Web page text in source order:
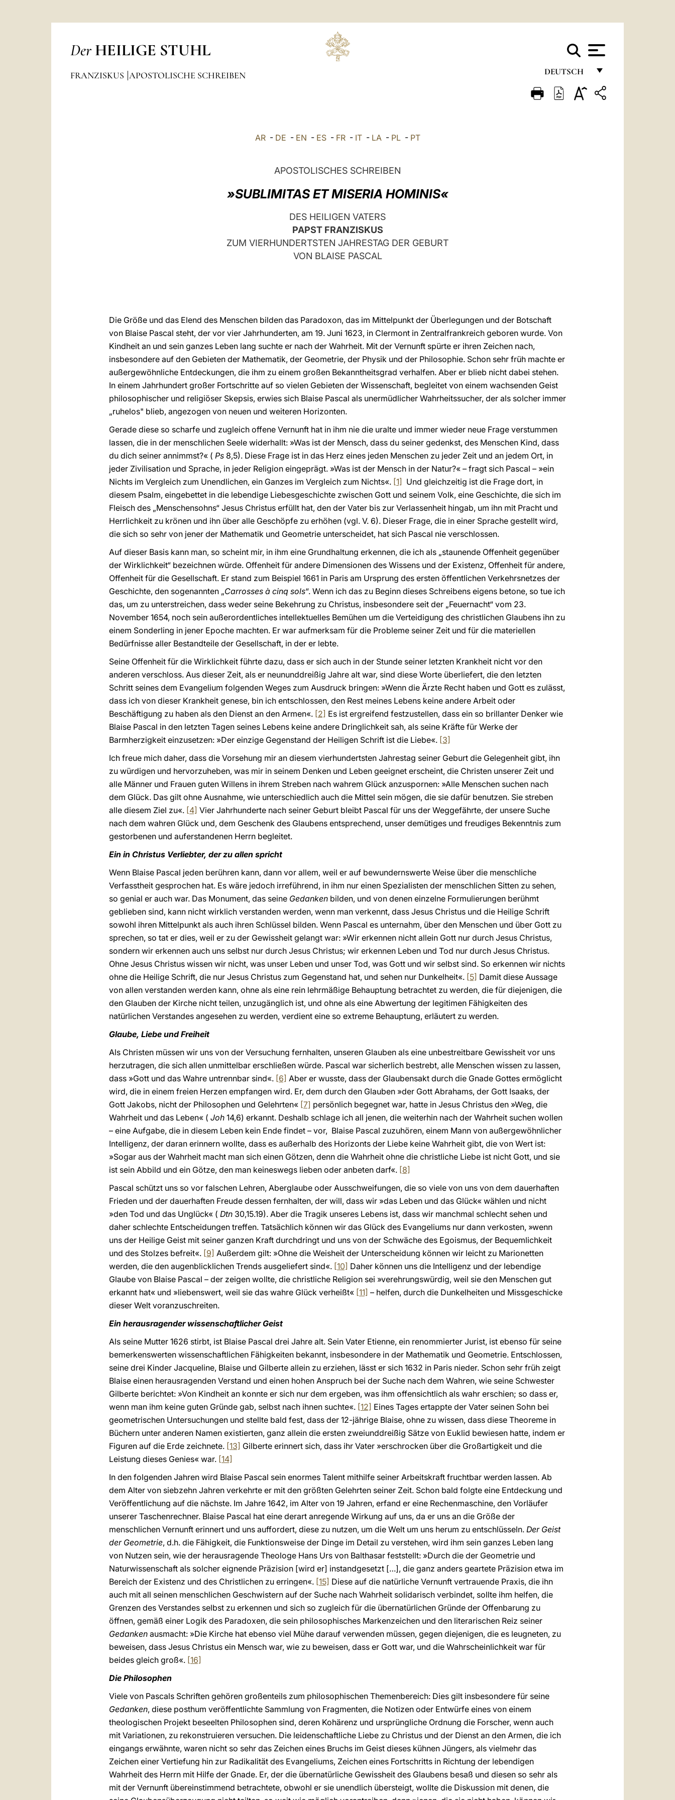
Der HEILIGE STUHL
DEUTSCH
FRANÇAIS
FRANZISKUS APOSTOLISCHE SCHREIBEN
AR- DE - EN - ES- FR- IT- LA- PL- PT
APOSTOLISCHES SCHREIBEN
»SUBLIMITAS ET MISERIA HOMINIS«
DES HEILIGEN VATERS
PAPST FRANZISKUS
ZUM VIERHUNDERTSTEN JAHRESTAG DER GEBURT
VON BLAISE PASCAL
Die Größe und das Elend des Menschen bilden das Paradoxon, das im Mittelpunkt der Überlegungen und der Botschaft
von Blaise Pascal steht, der vor vier Jahrhunderten, am 19. Juni 1623, in Clermont in Zentralfrankreich geboren wurde. Von
Kindheit an und sein ganzes Leben lang suchte er nach der Wahrheit. Mit der Vernunft spürte er ihren Zeichen nach,
insbesondere auf den Gebieten der Mathematik, der Geometrie, der Physik und der Philosophie. Schon sehr früh machte er
außergewöhnliche Entdeckungen, die ihm zu einem großen Bekanntheitsgrad verhalfen. Aber er blieb nicht dabei stehen.
In einem Jahrhundert großer Fortschritte auf so vielen Gebieten der Wissenschaft, begleitet von einem wachsenden Geist
philosophischer und religiöser Skepsis, erwies sich Blaise Pascal als unermüdlicher Wahrheitssucher, der als solcher immer
„ruhelos" blieb, angezogen von neuen und weiteren Horizonten.
Gerade diese so scharfe und zugleich offene Vernunft hat in ihm nie die uralte und immer wieder neue Frage verstummen
lassen, die in der menschlichen Seele widerhallt: »Was ist der Mensch, dass du seiner gedenkst, des Menschen Kind, dass
du dich seiner annimmst?« ( Ps 8,5). Diese Frage ist in das Herz eines jeden Menschen zu jeder Zeit und an jedem Ort, in
jeder Zivilisation und Sprache, in jeder Religion eingeprägt. »Was ist der Mensch in der Natur?« – fragt sich Pascal – »ein
Nichts im Vergleich zum Unendlichen, ein Ganzes im Vergleich zum Nichts«. [1] Und gleichzeitig ist die Frage dort, in
diesem Psalm, eingebettet in die lebendige Liebesgeschichte zwischen Gott und seinem Volk, eine Geschichte, die sich im
Fleisch des „Menschensohns“ Jesus Christus erfüllt hat, den der Vater bis zur Verlassenheit hingab, um ihn mit Pracht und
Herrlichkeit zu krönen und ihn über alle Geschöpfe zu erhöhen (vgl. V. 6). Dieser Frage, die in einer Sprache gestellt wird,
die sich so sehr von jener der Mathematik und Geometrie unterscheidet, hat sich Pascal nie verschlossen.
Auf dieser Basis kann man, so scheint mir, in ihm eine Grundhaltung erkennen, die ich als „staunende Offenheit gegenüber
der Wirklichkeit“ bezeichnen würde. Offenheit für andere Dimensionen des Wissens und der Existenz, Offenheit für andere,
Offenheit für die Gesellschaft. Er stand zum Beispiel 1661 in Paris am Ursprung des ersten öffentlichen Verkehrsnetzes der
Geschichte, den sogenannten „Carrosses à cinq sols“. Wenn ich das zu Beginn dieses Schreibens eigens betone, so tue ich
das, um zu unterstreichen, dass weder seine Bekehrung zu Christus, insbesondere seit der „Feuernacht“ vom 23.
November 1654, noch sein außerordentliches intellektuelles Bemühen um die Verteidigung des christlichen Glaubens ihn zu
einem Sonderling in jener Epoche machten. Er war aufmerksam für die Probleme seiner Zeit und für die materiellen
Bedürfnisse aller Bestandteile der Gesellschaft, in der er lebte.
Seine Offenheit für die Wirklichkeit führte dazu, dass er sich auch in der Stunde seiner letzten Krankheit nicht vor den
anderen verschloss. Aus dieser Zeit, als er neununddreißig Jahre alt war, sind diese Worte überliefert, die den letzten
Schritt seines dem Evangelium folgenden Weges zum Ausdruck bringen: »Wenn die Ärzte Recht haben und Gott es zulässt,
dass ich von dieser Krankheit genese, bin ich entschlossen, den Rest meines Lebens keine andere Arbeit oder
Beschäftigung zu haben als den Dienst an den Armen«. [2] Es ist ergreifend festzustellen, dass ein so brillanter Denker wie
Blaise Pascal in den letzten Tagen seines Lebens keine andere Dringlichkeit sah, als seine Kräfte für Werke der
Barmherzigkeit einzusetzen: »Der einzige Gegenstand der Heiligen Schrift ist die Liebe«. [3]
Ich freue mich daher, dass die Vorsehung mir an diesem vierhundertsten Jahrestag seiner Geburt die Gelegenheit gibt, ihn
zu würdigen und hervorzuheben, was mir in seinem Denken und Leben geeignet erscheint, die Christen unserer Zeit und
alle Männer und Frauen guten Willens in ihrem Streben nach wahrem Glück anzuspornen: »Alle Menschen suchen nach
dem Glück. Das gilt ohne Ausnahme, wie unterschiedlich auch die Mittel sein mögen, die sie dafür benutzen. Sie streben
alle diesem Ziel zu«. [4] Vier Jahrhunderte nach seiner Geburt bleibt Pascal für uns der Weggefährte, der unsere Suche
nach dem wahren Glück und, dem Geschenk des Glaubens entsprechend, unser demütiges und freudiges Bekenntnis zum
gestorbenen und auferstandenen Herrn begleitet.
Ein in Christus Verliebter, der zu allen spricht
Wenn Blaise Pascal jeden berühren kann, dann vor allem, weil er auf bewundernswerte Weise über die menschliche
Verfasstheit gesprochen hat. Es wäre jedoch irreführend, in ihm nur einen Spezialisten der menschlichen Sitten zu sehen,
so genial er auch war. Das Monument, das seine Gedanken bilden, und von denen einzelne Formulierungen berühmt
geblieben sind, kann nicht wirklich verstanden werden, wenn man verkennt, dass Jesus Christus und die Heilige Schrift
sowohl ihren Mittelpunkt als auch ihren Schlüssel bilden. Wenn Pascal es unternahm, über den Menschen und über Gott zu
sprechen, so tat er dies, weil er zu der Gewissheit gelangt war: »Wir erkennen nicht allein Gott nur durch Jesus Christus,
sondern wir erkennen auch uns selbst nur durch Jesus Christus; wir erkennen Leben und Tod nur durch Jesus Christus.
Ohne Jesus Christus wissen wir nicht, was unser Leben und unser Tod, was Gott und wir selbst sind. So erkennen wir nichts
ohne die Heilige Schrift, die nur Jesus Christus zum Gegenstand hat, und sehen nur Dunkelheit«. [5] Damit diese Aussage
von allen verstanden werden kann, ohne als eine rein lehrmäßige Behauptung betrachtet zu werden, die für diejenigen, die
den Glauben der Kirche nicht teilen, unzugänglich ist, und ohne als eine Abwertung der legitimen Fähigkeiten des
natürlichen Verstandes angesehen zu werden, verdient eine so extreme Behauptung, erläutert zu werden.
Glaube, Liebe und Freiheit
Als Christen müssen wir uns von der Versuchung fernhalten, unseren Glauben als eine unbestreitbare Gewissheit vor uns
herzutragen, die sich allen unmittelbar erschließen würde. Pascal war sicherlich bestrebt, alle Menschen wissen zu lassen,
dass »Gott und das Wahre untrennbar sind«. [6] Aber er wusste, dass der Glaubensakt durch die Gnade Gottes ermöglicht
wird, die in einem freien Herzen empfangen wird. Er, dem durch den Glauben »der Gott Abrahams, der Gott Isaaks, der
Gott Jakobs, nicht der Philosophen und Gelehrten« [7] persönlich begegnet war, hatte in Jesus Christus den »Weg, die
Wahrheit und das Leben« ( Joh 14,6) erkannt. Deshalb schlage ich all jenen, die weiterhin nach der Wahrheit suchen wollen
– eine Aufgabe, die in diesem Leben kein Ende findet – vor, Blaise Pascal zuzuhören, einem Mann von außergewöhnlicher
Intelligenz, der daran erinnern wollte, dass es außerhalb des Horizonts der Liebe keine Wahrheit gibt, die von Wert ist:
»Sogar aus der Wahrheit macht man sich einen Götzen, denn die Wahrheit ohne die christliche Liebe ist nicht Gott, und sie
ist sein Abbild und ein Götze, den man keineswegs lieben oder anbeten darf«. [8]
Pascal schützt uns so vor falschen Lehren, Aberglaube oder Ausschweifungen, die so viele von uns von dem dauerhaften
Frieden und der dauerhaften Freude dessen fernhalten, der will, dass wir »das Leben und das Glück« wählen und nicht
»den Tod und das Unglück« ( Dtn 30,15.19). Aber die Tragik unseres Lebens ist, dass wir manchmal schlecht sehen und
daher schlechte Entscheidungen treffen. Tatsächlich können wir das Glück des Evangeliums nur dann verkosten, »wenn
uns der Heilige Geist mit seiner ganzen Kraft durchdringt und uns von der Schwäche des Egoismus, der Bequemlichkeit
und des Stolzes befreit«. [9] Außerdem gilt: »Ohne die Weisheit der Unterscheidung können wir leicht zu Marionetten
werden, die den augenblicklichen Trends ausgeliefert sind«. [10] Daher können uns die Intelligenz und der lebendige
Glaube von Blaise Pascal – der zeigen wollte, die christliche Religion sei »verehrungswürdig, weil sie den Menschen gut
erkannt hat« und »liebenswert, weil sie das wahre Glück verheißt« [11] – helfen, durch die Dunkelheiten und Missgeschicke
dieser Welt voranzuschreiten.
Ein herausragender wissenschaftlicher Geist
Als seine Mutter 1626 stirbt, ist Blaise Pascal drei Jahre alt. Sein Vater Etienne, ein renommierter Jurist, ist ebenso für seine
bemerkenswerten wissenschaftlichen Fähigkeiten bekannt, insbesondere in der Mathematik und Geometrie. Entschlossen,
seine drei Kinder Jacqueline, Blaise und Gilberte allein zu erziehen, lässt er sich 1632 in Paris nieder. Schon sehr früh zeigt
Blaise einen herausragenden Verstand und einen hohen Anspruch bei der Suche nach dem Wahren, wie seine Schwester
Gilberte berichtet: »Von Kindheit an konnte er sich nur dem ergeben, was ihm offensichtlich als wahr erschien; so dass er,
wenn man ihm keine guten Gründe gab, selbst nach ihnen suchte«. [12] Eines Tages ertappte der Vater seinen Sohn bei
geometrischen Untersuchungen und stellte bald fest, dass der 12-jährige Blaise, ohne zu wissen, dass diese Theoreme in
Büchern unter anderen Namen existierten, ganz allein die ersten zweiunddreißig Sätze von Euklid bewiesen hatte, indem er
Figuren auf die Erde zeichnete. [13] Gilberte erinnert sich, dass ihr Vater »erschrocken über die Großartigkeit und die
Leistung dieses Genies« war. [14]
In den folgenden Jahren wird Blaise Pascal sein enormes Talent mithilfe seiner Arbeitskraft fruchtbar werden lassen. Ab
dem Alter von siebzehn Jahren verkehrte er mit den größten Gelehrten seiner Zeit. Schon bald folgte eine Entdeckung und
Veröffentlichung auf die nächste. Im Jahre 1642, im Alter von 19 Jahren, erfand er eine Rechenmaschine, den Vorläufer
unserer Taschenrechner. Blaise Pascal hat eine derart anregende Wirkung auf uns, da er uns an die Größe der
menschlichen Vernunft erinnert und uns auffordert, diese zu nutzen, um die Welt um uns herum zu entschlüsseln. Der Geist
der Geometrie, d.h. die Fähigkeit, die Funktionsweise der Dinge im Detail zu verstehen, wird ihm sein ganzes Leben lang
von Nutzen sein, wie der herausragende Theologe Hans Urs von Balthasar feststellt: »Durch die der Geometrie und
Naturwissenschaft als solcher eignende Präzision [wird er] instandgesetzt […], die ganz anders geartete Präzision etwa im
Bereich der Existenz und des Christlichen zu erringen«. [15] Diese auf die natürliche Vernunft vertrauende Praxis, die ihn
auch mit all seinen menschlichen Geschwistern auf der Suche nach Wahrheit solidarisch verbindet, sollte ihm helfen, die
Grenzen des Verstandes selbst zu erkennen und sich so zugleich für die übernatürlichen Gründe der Offenbarung zu
öffnen, gemäß einer Logik des Paradoxen, die sein philosophisches Markenzeichen und den literarischen Reiz seiner
Gedanken ausmacht: »Die Kirche hat ebenso viel Mühe darauf verwenden müssen, gegen diejenigen, die es leugneten, zu
beweisen, dass Jesus Christus ein Mensch war, wie zu beweisen, dass er Gott war, und die Wahrscheinlichkeit war für
beides gleich groß«. [16]
Die Philosophen
Viele von Pascals Schriften gehören großenteils zum philosophischen Themenbereich: Dies gilt insbesondere für seine
Gedanken, diese posthum veröffentlichte Sammlung von Fragmenten, die Notizen oder Entwürfe eines von einem
theologischen Projekt beseelten Philosophen sind, deren Kohärenz und ursprüngliche Ordnung die Forscher, wenn auch
mit Variationen, zu rekonstruieren versuchen. Die leidenschaftliche Liebe zu Christus und der Dienst an den Armen, die ich
eingangs erwähnte, waren nicht so sehr das Zeichen eines Bruchs im Geist dieses kühnen Jüngers, als vielmehr das
Zeichen einer Vertiefung hin zur Radikalität des Evangeliums, Zeichen eines Fortschritts in Richtung der lebendigen
Wahrheit des Herrn mit Hilfe der Gnade. Er, der die übernatürliche Gewissheit des Glaubens besaß und diesen so sehr als
mit der Vernunft übereinstimmend betrachtete, obwohl er sie unendlich übersteigt, wollte die Diskussion mit denen, die